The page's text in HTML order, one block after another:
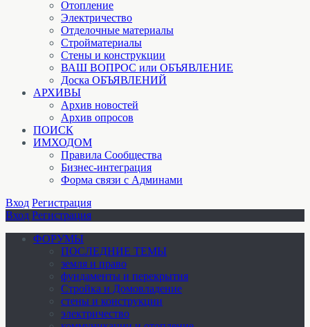
Отопление
Электричество
Отделочные материалы
Стройматериалы
Стены и конструкции
ВАШ ВОПРОС или ОБЪЯВЛЕНИЕ
Доска ОБЪЯВЛЕНИЙ
АРХИВЫ
Архив новостей
Архив опросов
ПОИСК
ИМХОДОМ
Правила Сообщества
Бизнес-интеграция
Форма связи с Админами
Вход Регистрация
Вход Регистрация
ФОРУМЫ
ПОСЛЕДНИЕ ТЕМЫ
земля и право
фундаменты и перекрытия
Стройка и Домовладение
стены и конструкции
электричество